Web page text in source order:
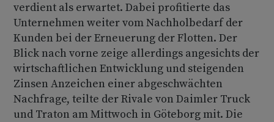
verdient als erwartet. Dabei profitierte das
Unternehmen weiter vom Nachholbedarf der
Kunden bei der Erneuerung der Flotten. Der
Blick nach vorne zeige allerdings angesichts der
wirtschaftlichen Entwicklung und steigenden
Zinsen Anzeichen einer abgeschwächten
Nachfrage, teilte der Rivale von Daimler Truck
und Traton am Mittwoch in Göteborg mit. Die